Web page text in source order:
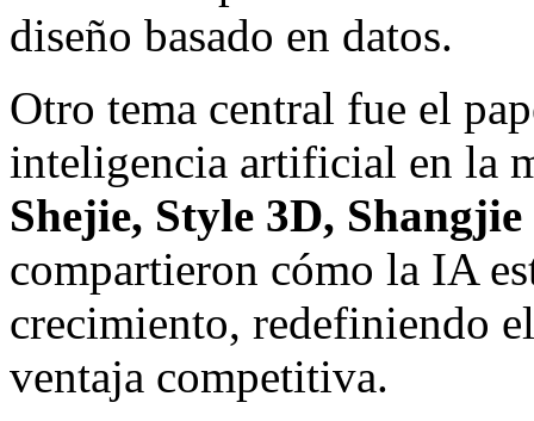
diseño basado en datos.
Otro tema central fue el
inteligencia artificial en la
Shejie, Style 3D,
compartieron cómo la IA
crecimiento, redefiniendo
ventaja competitiva.